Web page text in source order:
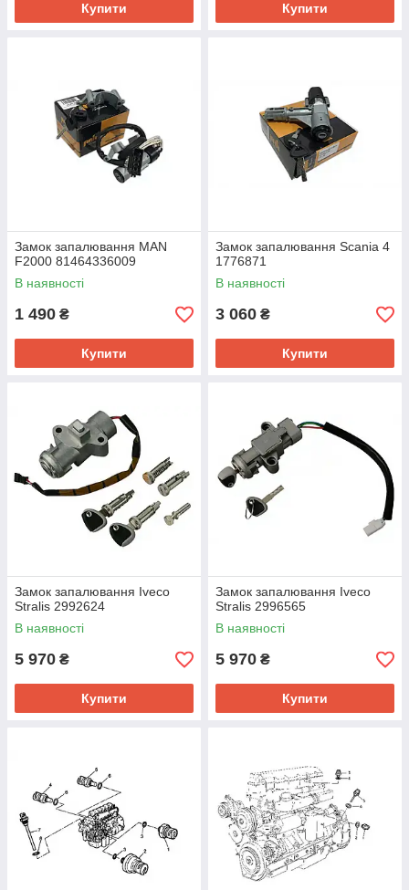
Купити Купити
Замок запалювання MAN
F2000 81464336009
В наявності
1 490 ₴
Купити
Замок запалювання Scania 4
1776871
В наявності
3 060 ₴
Купити
Замок запалювання Iveco
Stralis 2992624
В наявності
5 970 ₴
Купити
Замок запалювання Iveco
Stralis 2996565
В наявності
5 970 ₴
Купити